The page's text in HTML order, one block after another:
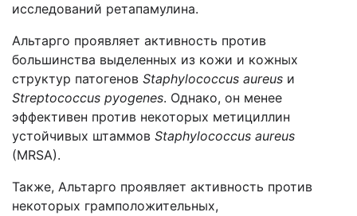
исследований ретапамулина.
Альтарго проявляет активность против
большинства выделенных из кожи и кожных
структур патогенов Staphylococcus aureus и
Streptococcus pyogenes. Однако, он менее
эффективен против некоторых метициллин
устойчивых штаммов Staphylococcus aureus
(MRSA).
Также, Альтарго проявляет активность против
некоторых грамположительных,